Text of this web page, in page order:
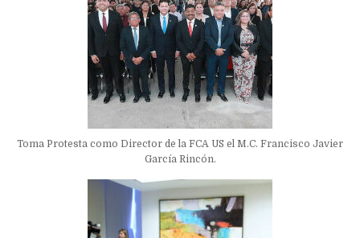
Toma Protesta como Director de la FCA US el M.C. Francisco Javier
García Rincón.